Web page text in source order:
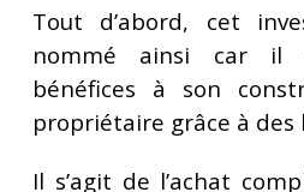
Tout d’abord, cet
nommé ainsi car il
bénéfices à son
propriétaire grâce à des
Il s’agit de l’achat